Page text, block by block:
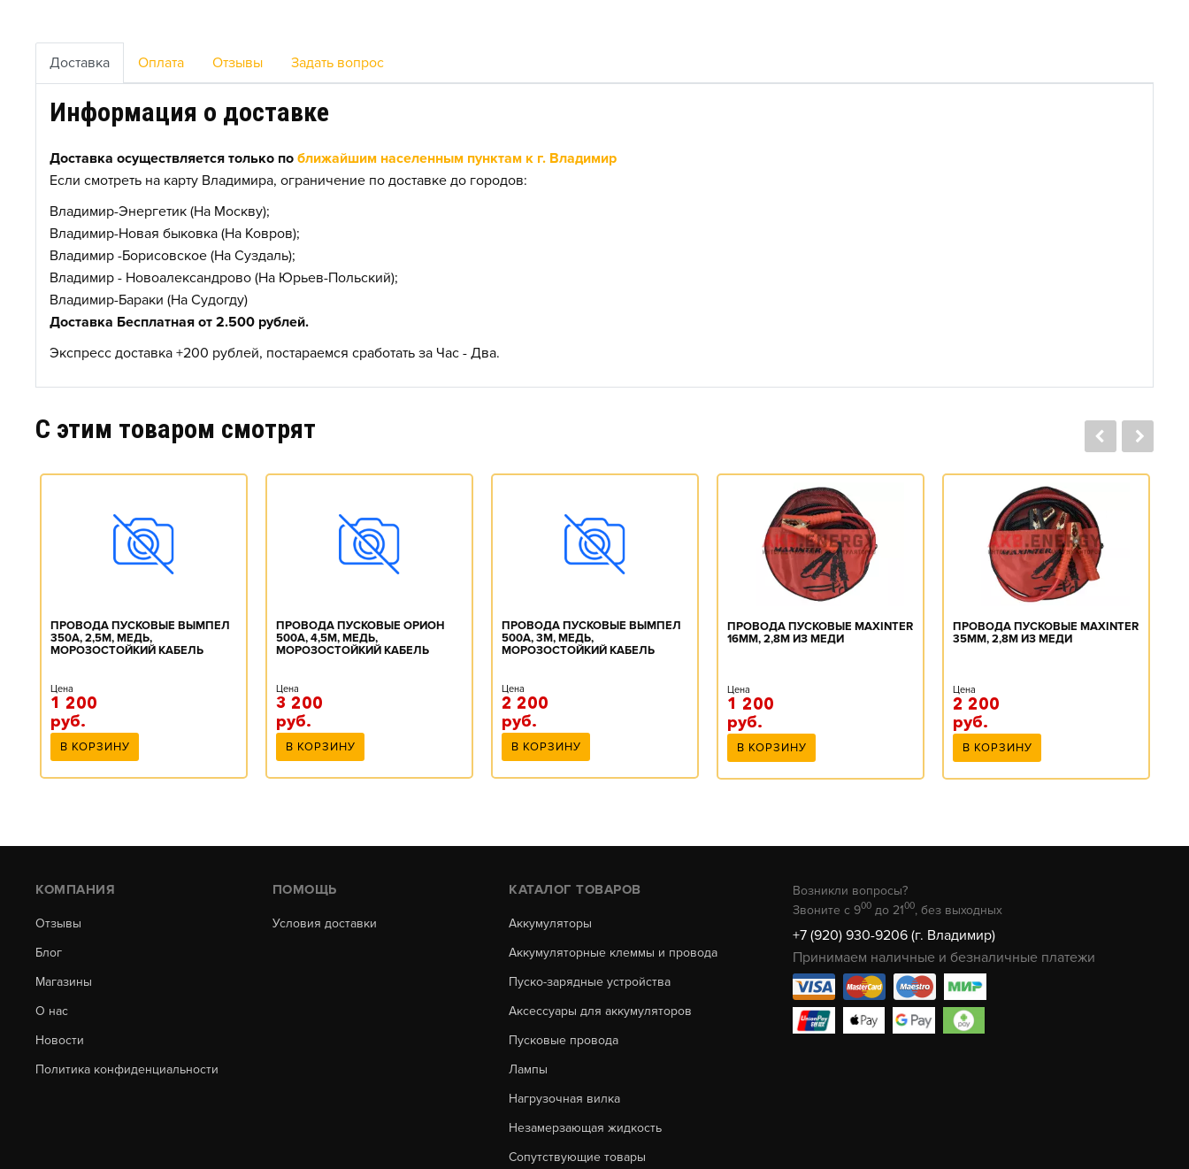
Доставка Оплата Отзывы Задать вопрос
Информация о доставке
Доставка осуществляется только по ближайшим населенным пунктам к г. Владимир
Если смотреть на карту Владимира, ограничение по доставке до городов:
Владимир-Энергетик (На Москву);
Владимир-Новая быковка (На Ковров);
Владимир -Борисовское (На Суздаль);
Владимир - Новоалександрово (На Юрьев-Польский);
Владимир-Бараки (На Судогду)
Доставка Бесплатная от 2.500 рублей.
Экспресс доставка +200 рублей, постараемся сработать за Час - Два.
C этим товаром смотрят
ПРОВОДА ПУСКОВЫЕ ВЫМПЕЛ
350А, 2,5М, МЕДЬ,
МОРОЗОСТОЙКИЙ КАБЕЛЬ
Цена
1 200
руб.
В КОРЗИНУ
ПРОВОДА ПУСКОВЫЕ ОРИОН
500А, 4,5М, МЕДЬ,
МОРОЗОСТОЙКИЙ КАБЕЛЬ
Цена
3 200
руб.
В КОРЗИНУ
ПРОВОДА ПУСКОВЫЕ ВЫМПЕЛ
500А, 3М, МЕДЬ,
МОРОЗОСТОЙКИЙ КАБЕЛЬ
Цена
2 200
руб.
В КОРЗИНУ
ПРОВОДА ПУСКОВЫЕ MAXINTER
16ММ, 2,8М ИЗ МЕДИ
Цена
1 200
руб.
В КОРЗИНУ
ПРОВОДА ПУСКОВЫЕ MAXINTER
35ММ, 2,8М ИЗ МЕДИ
Цена
2 200
руб.
В КОРЗИНУ
КОМПАНИЯ
Отзывы
Блог
Магазины
О нас
Новости
Политика конфиденциальности
ПОМОЩЬ
Условия доставки
КАТАЛОГ ТОВАРОВ
Аккумуляторы
Аккумуляторные клеммы и провода
Пуско-зарядные устройства
Аксессуары для аккумуляторов
Пусковые провода
Лампы
Нагрузочная вилка
Незамерзающая жидкость
Сопутствующие товары
Возникли вопросы?
Звоните с 900 до 2100, без выходных
+7 (920) 930-9206 (г. Владимир)
Принимаем наличные и безналичные платежи